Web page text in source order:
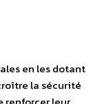
en les dotant
la sécurité